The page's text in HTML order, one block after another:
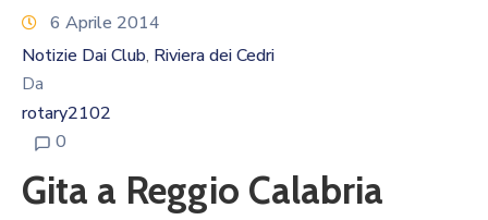
Rotary
Distretto
2102
Notizie
6 Aprile 2014
Notizie Dai Club‚ Riviera dei Cedri
Da
rotary2102
0
Gita a Reggio Calabria